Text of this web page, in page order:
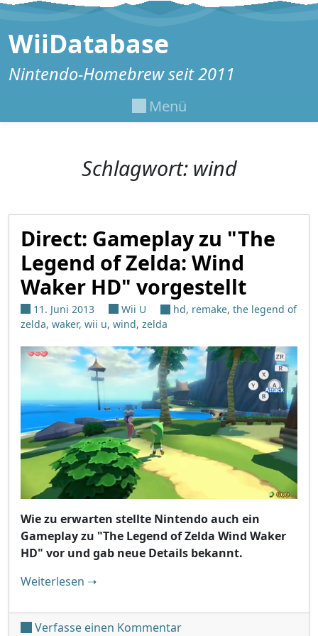
Zum Inhalt springen
WiiDatabase
Nintendo-Homebrew seit 2011
Menü
Schlagwort: wind
Direct: Gameplay zu "The
Legend of Zelda: Wind
Waker HD" vorgestellt
11. Juni 2013 Wii U hd, remake, the legend of
zelda, waker, wii u, wind, zelda
Wie zu erwarten stellte Nintendo auch ein
Gameplay zu "The Legend of Zelda Wind Waker
HD" vor und gab neue Details bekannt.
Weiterlesen "Direct: Gameplay zu "The Legend of
➝
Verfasse einen Kommentarunter 'Direct: Gameplay